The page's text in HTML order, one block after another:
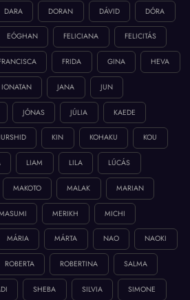
DARA DORAN DÁVID DÓRA
EÓGHAN FELICIANA FELICITÁS
FRIDA GINA HEVA
IONATAN JANA JUN
JÓNAS JÚLIA KAEDE
KIN KOHAKU KOU
LIAM LILA LÚCÁS
MAKOTO MALAK MARIAN
MERIKH MICHI
MÁRIA MÁRTA NAO NAOKI
ROBERTA ROBERTINA SALMA
SHEBA SILVIA SIMONE